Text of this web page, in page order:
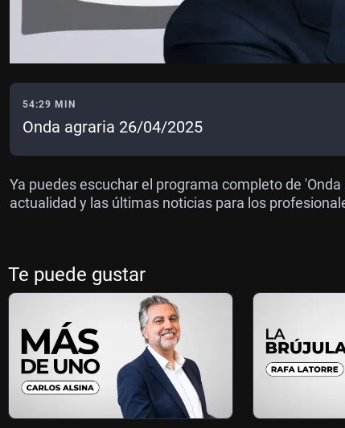
54:29 MIN
Onda agraria 26/04/2025
Ya puedes escuchar el programa completo de
actualidad y las últimas noticias para los
Te puede gustar